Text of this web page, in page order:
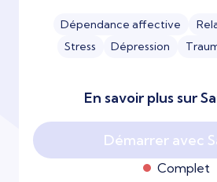
Dépendance affective
Stress
Dépression
En savoir plus sur
Démarrer avec
Complet